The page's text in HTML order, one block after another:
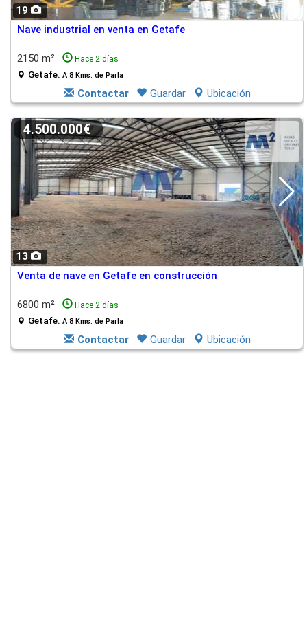
19
Nave industrial en venta en Getafe
2150 m² Hace 2 días
Getafe. A 8 Kms. de Parla
Contactar Guardar Ubicación
13
4.500.000€
Venta de nave en Getafe en construcción
6800 m² Hace 2 días
Getafe. A 8 Kms. de Parla
Contactar Guardar Ubicación